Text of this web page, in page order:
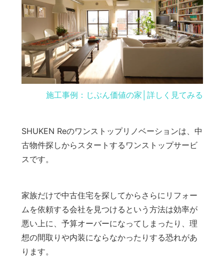
施工事例：じぶん価値の家│詳しく見てみる
SHUKEN Reのワンストップリノベーションは、中
古物件探しからスタートするワンストップサービ
スです。
家族だけで中古住宅を探してからさらにリフォー
ムを依頼する会社を見つけるという方法は効率が
悪い上に、予算オーバーになってしまったり、理
想の間取りや内装にならなかったりする恐れがあ
ります。